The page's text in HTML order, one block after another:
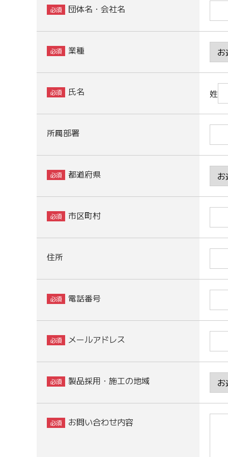
団体名・会社名
業種
氏名 姓
所属部署
都道府県
市区町村
住所
電話番号
メールアドレス
製品採用・施工の地域
お問い合わせ内容